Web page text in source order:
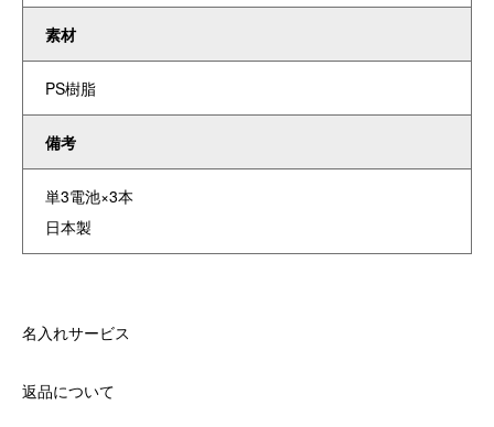
素材
PS樹脂
備考
単3電池×3本
日本製
名入れサービス
返品について